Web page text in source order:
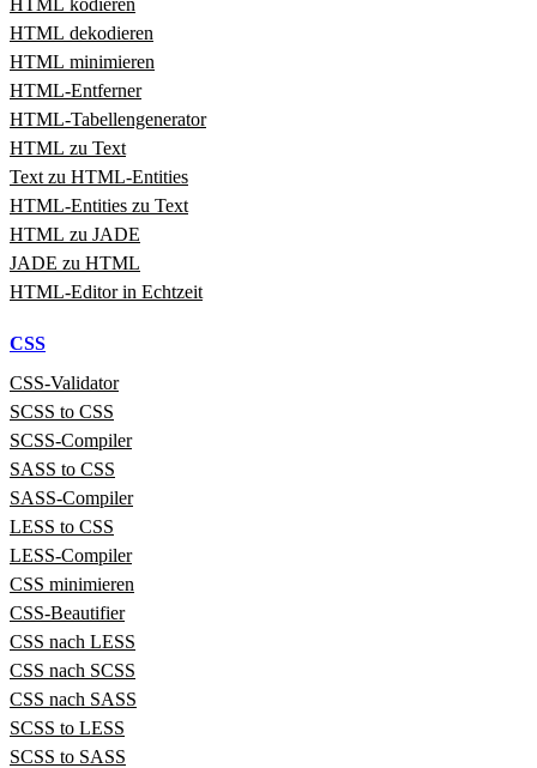
HTML dekodieren
HTML minimieren
HTML‑Entferner
HTML‑Tabellengenerator
HTML zu Text
Text zu HTML‑Entities
HTML‑Entities zu Text
HTML zu JADE
JADE zu HTML
HTML‑Editor in Echtzeit
CSS
CSS‑Validator
SCSS to CSS
SCSS‑Compiler
SASS to CSS
SASS‑Compiler
LESS to CSS
LESS‑Compiler
CSS minimieren
CSS-Beautifier
CSS nach LESS
CSS nach SCSS
CSS nach SASS
SCSS to LESS
SCSS to SASS